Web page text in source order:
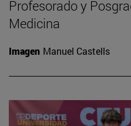
Profesorado y
Medicina
Imagen Manuel Castells